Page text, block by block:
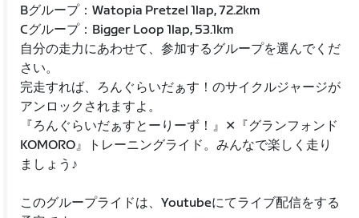
Bグループ：Watopia Pretzel 1lap, 72.2km
Cグループ：Bigger Loop 1lap, 53.1km
自分の走力にあわせて、参加するグループを選んでくだ
さい。
完走すれば、ろんぐらいだぁす！のサイクルジャージが
アンロックされますよ。
『ろんぐらいだぁすとーりーず！』✕『グランフォンド
KOMORO』トレーニングライド。みんなで楽しく走り
ましょう♪
このグループライドは、Youtubeにてライブ配信をする